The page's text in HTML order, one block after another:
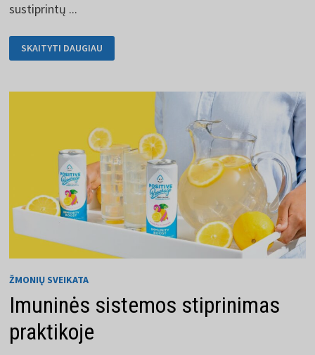
sustiprintų ...
SKIEPIJIMAI,
KURIŲ
IŠVENGTI
SKAITYTI DAUGIAU
ŽMONIŲ SVEIKATA
Imuninės sistemos stiprinimas
praktikoje